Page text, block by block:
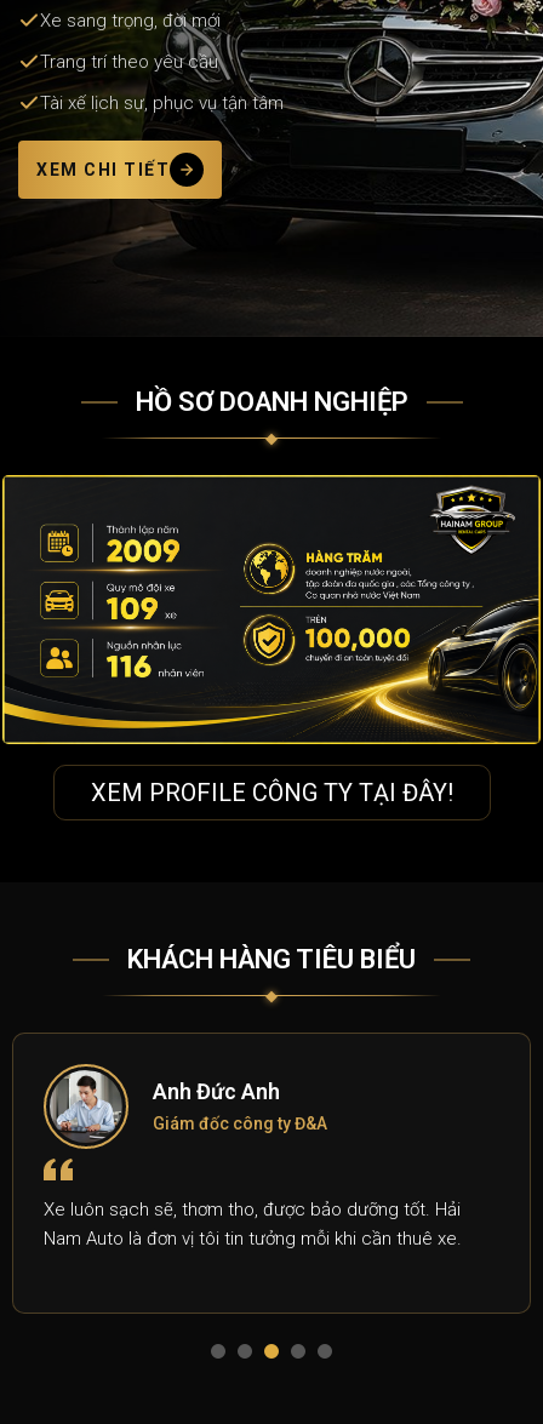
Xe sang trọng, đời mới
Trang trí theo yêu cầu
Tài xế lịch sự, phục vụ tận tâm
XEM CHI TIẾT
HỒ SƠ DOANH NGHIỆP
XEM PROFILE CÔNG TY TẠI ĐÂY!
KHÁCH HÀNG TIÊU BIỂU
Anh Đức Anh
Giám đốc công ty Đ&A
sạch sẽ, thơm tho, được bảo dưỡng tốt. Hải
là đơn vị tôi tin tưởng mỗi khi cần thuê xe.